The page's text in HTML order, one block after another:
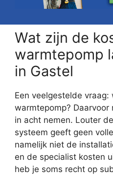
Wat zijn de
warmtepomp
in Gastel
Een veelgestelde
warmtepomp?
in acht nemen. Louter
systeem geeft geen
namelijk niet de
en de specialist kosten
heb je soms recht op